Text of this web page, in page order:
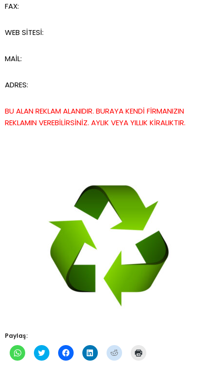
FAX:
WEB SİTESİ:
MAİL:
ADRES:
BU ALAN REKLAM ALANIDIR. BURAYA KENDİ FİRMANIZIN
REKLAMIN VEREBİLİRSİNİZ. AYLIK VEYA YILLIK KİRALIKTIR.
Paylaş:
WhatsApp'ta
paylaşmak
Twitter
üzerinde
Facebook'ta
paylaşmak
Linkedln
üzerinden
Reddit
üzerinde